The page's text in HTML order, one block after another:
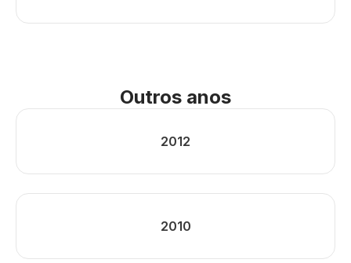
Outros anos
2012
2010